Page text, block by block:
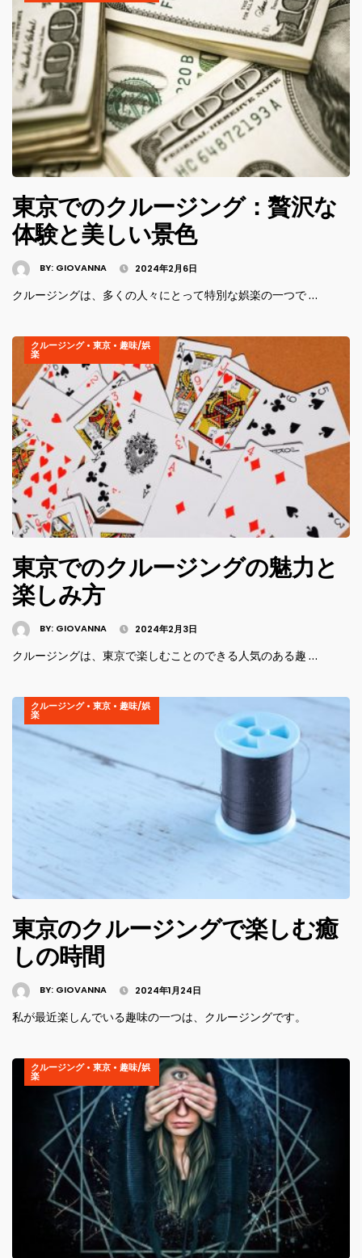
東京でのクルージング：贅沢な
体験と美しい景色
BY: GIOVANNA 2024年2月6日
クルージングは、多くの人々にとって特別な娯楽の一つで …
クルージング• 東京 • 趣味/娯
楽
東京でのクルージングの魅力と
楽しみ方
BY: GIOVANNA 2024年2月3日
クルージングは、東京で楽しむことのできる人気のある趣 …
クルージング• 東京 • 趣味/娯
楽
東京のクルージングで楽しむ癒
しの時間
BY: GIOVANNA 2024年1月24日
私が最近楽しんでいる趣味の一つは、クルージングです。
クルージング• 東京 • 趣味/娯
楽